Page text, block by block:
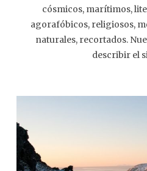
cósmicos, marítimos,
agorafóbicos, religiosos,
naturales, recortados.
describir el